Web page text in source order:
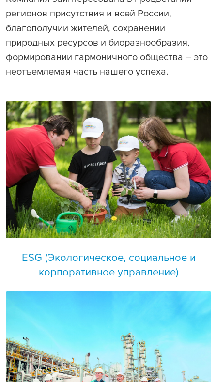
Раскрытие информации
регионов присутствия и всей России,
благополучии жителей, сохранении
природных ресурсов и биоразнообразия,
формировании гармоничного общества – это
неотъемлемая часть нашего успеха.
ESG (Экологическое, социальное и
корпоративное управление)